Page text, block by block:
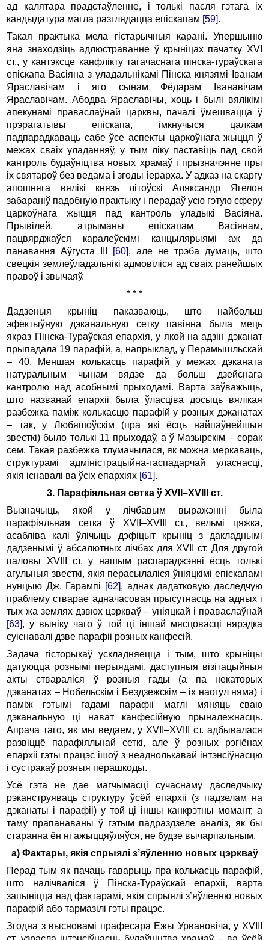
ад калятара прадстаўленне, і толькі пасля гэтага іх
кандыдатура магла разглядацца епіскапам [59].
Такая практыка мела гістарычныя карані. Упершыню
яна знаходзіць адлюстраванне ў крыніцах пачатку XVI
ст., у кантэксце канфлікту тагачаснага пінска-тураўскага
епіскапа Васіяна з уладальнікамі Пінска князямі Іванам
Яраславічам і яго сынам Фёдарам Іванавічам
Яраславічам. Абодва Яраславічы, хоць і былі вялікімі
апекунамі праваслаўнай царквы, пачалі ўмешвацца ў
прэрагатывы епіскапа, імкнучыся цалкам
падпарадкаваць сабе ўсе аспекты царкоўнага жыцця ў
межах сваіх уладанняў, у тым ліку паставіць пад свой
кантроль будаўніцтва новых храмаў і прызначэнне пры
іх святароў без ведама і згоды іерарха. У адказ на скаргу
апошняга вялікі князь літоўскі Аляксандр Ягелон
забараніў падобную практыку і перадаў усю гэтую сферу
царкоўнага жыцця пад кантроль уладыкі Васіяна.
Прывілей, атрыманы епіскапам Васіянам,
пацвярджаўся каралеўскімі канцылярыямі аж да
панавання Аўгуста III
[60], але не трэба думаць, што
свецкія землеўладальнікі адмовіліся ад сваіх ранейшых
правоў і звычаяў.
* * *
Дадзеныя крыніц паказваюць, што найбольш
эфектыўную дэканальную сетку павінна была мець
якраз Пінска-Тураўская епархія, у якой на адзін дэканат
прыпадала 19 парафій, а, напрыклад, у Перамышльскай
– 40. Меншая колькасць парафій у межах дэканата
натуральным чынам вядзе да больш дзейснага
кантролю над асобнымі прыходамі. Варта заўважыць,
што названай епархіі была ўласціва досыць вялікая
разбежка паміж колькасцю парафій у розных дэканатах
– так, у Любяшоўскім (пра які ёсць найпаўнейшыя
звесткі) было толькі 11 прыходаў, а ў Мазырскім – сорак
сем. Такая разбежка тлумачылася, як можна меркаваць,
структурамі адміністрацыйна-гаспадарчай уласнасці,
якія існавалі ва ўсіх епархіях [61].
3. Парафіяльная сетка ў XVII–XVIII ст.
Вызначыць, якой у лічбавым выражэнні была
парафіяльная сетка ў XVII–XVIII ст., вельмі цяжка,
асабліва калі ўлічыць дэфіцыт крыніц з дакладнымі
дадзенымі ў абсалютных лічбах для XVII ст. Для другой
паловы XVIII ст. у нашым распараджэнні ёсць толькі
агульныя звесткі, якія перасылаліся ўніяцкімі епіскапамі
нунцыю Дж. Гарампі [62], аднак дадатковую даследчую
праблему стварае адначасовая прысутнасць на адных і
тых жа землях дзвюх цэркваў – уніяцкай і праваслаўнай
[63], у выніку чаго ў той ці іншай мясцовасці нярэдка
суіснавалі дзве парафіі розных канфесій.
Задача гісторыкаў ускладняецца і тым, што крыніцы
датуюцца рознымі перыядамі, даступныя візітацыйныя
акты ствараліся ў розныя гады (а па некаторых
дэканатах – Нобельскім і Бездзежскім – іх наогул няма) і
паміж гэтымі гадамі парафіі маглі мяняць сваю
дэканальную ці нават канфесійную прыналежнасць.
Апрача таго, як мы ведаем, у XVII–XVIII ст. адбывалася
развіццё парафіяльнай сеткі, але ў розных рэгіёнах
епархіі гэты працэс ішоў з неаднолькавай інтэнсіўнасцю
і сустракаў розныя перашкоды.
Усё гэта не дае магчымасці сучаснаму даследчыку
рэканструяваць структуру ўсёй епархіі (з падзелам на
дэканаты і парафіі) у той ці іншы канкрэтны момант, а
таму прапанаваны ў гэтым падраздзеле аналіз, як бы
старанна ён ні ажыццяўляўся, не будзе вычарпальным.
а) Фактары, якія спрыялі з’яўленню новых цэркваў
Перад тым як пачаць гаварыць пра колькасць парафій,
што налічваліся ў Пінска-Тураўскай епархіі, варта
запыніцца над фактарамі, якія спрыялі з’яўленню новых
парафій або тармазілі гэты працэс.
Згодна з высновамі прафесара Ежы Урвановіча, у XVIII